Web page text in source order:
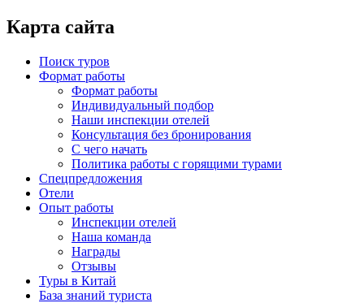
Карта сайта
Поиск туров
Формат работы
Формат работы
Индивидуальный подбор
Наши инспекции отелей
Консультация без бронирования
С чего начать
Политика работы с горящими турами
Спецпредложения
Отели
Опыт работы
Инспекции отелей
Наша команда
Награды
Отзывы
Туры в Китай
База знаний туриста